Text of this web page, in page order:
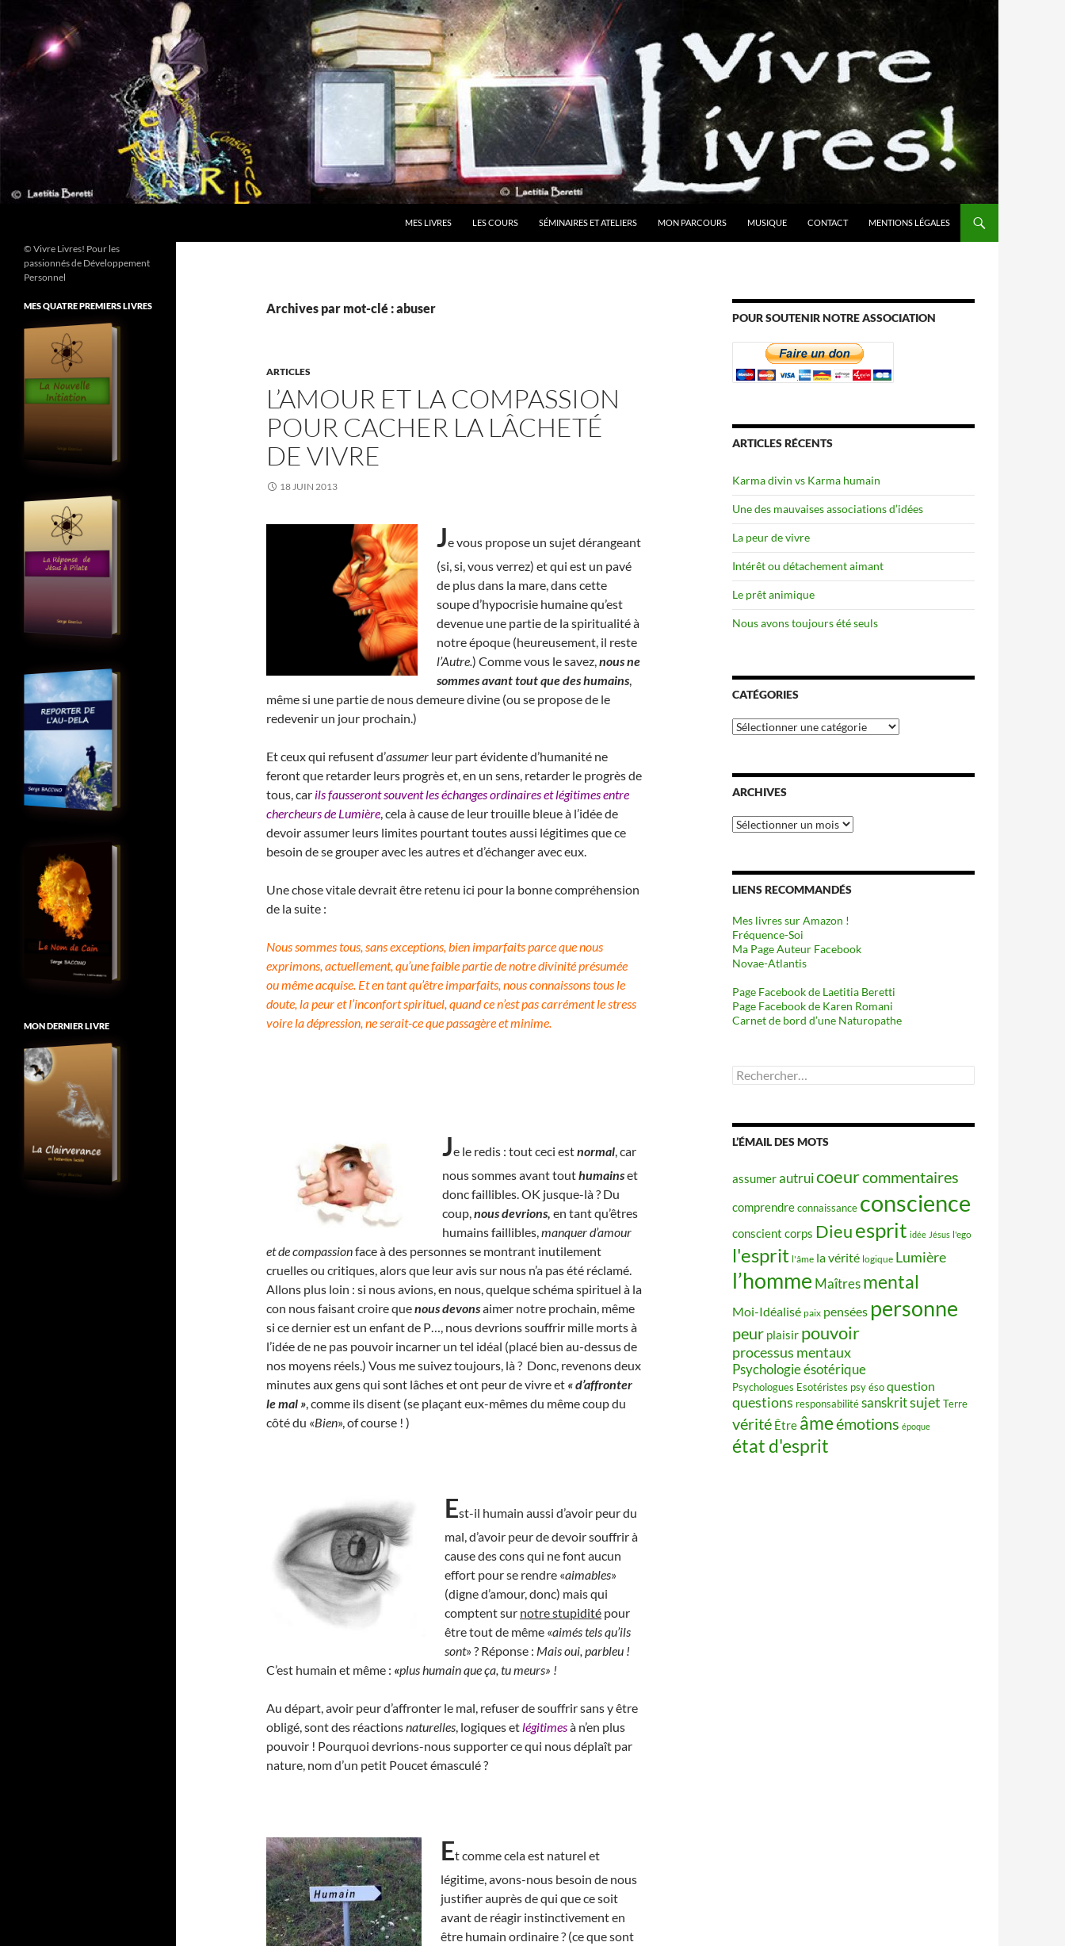
contenu
MES LIVRES LES COURS SÉMINAIRES ET ATELIERS MON PARCOURS MUSIQUE CONTACT MENTIONS LÉGALES
Archives par mot-clé : abuser
ARTICLES
L’AMOUR ET LA COMPASSION
POUR CACHER LA LÂCHETÉ
DE VIVRE
18 JUIN 2013
Je vous propose un sujet dérangeant
(si, si, vous verrez) et qui est un pavé
de plus dans la mare, dans cette
soupe d’hypocrisie humaine qu’est
devenue une partie de la spiritualité à
notre époque (heureusement, il reste
l’Autre.) Comme vous le savez,nous ne
sommes avant tout que des humains,
même si une partie de nous demeure divine (ou se propose de le
redevenir un jour prochain.)
Et ceux qui refusent d’assumer leur part évidente d’humanité ne
feront que retarder leurs progrès et, en un sens, retarder le progrès de
tous, car ils fausseront souvent les échanges ordinaires et légitimes entre
chercheurs de Lumière, cela à cause de leur trouille bleue à l’idée de
devoir assumer leurs limites pourtant toutes aussi légitimes que ce
besoin de se grouper avec les autres et d’échanger avec eux.
Une chose vitale devrait être retenu ici pour la bonne compréhension
de la suite :
Nous sommes tous, sans exceptions, bien imparfaits parce que nous
exprimons, actuellement, qu’une faible partie de notre divinité présumée
ou même acquise. Et en tant qu’être imparfaits, nous connaissons tous le
doute, la peur et l’inconfort spirituel, quand ce n’est pas carrément le stress
voire la dépression, ne serait-ce que passagère et minime.
Je le redis : tout ceci estnormal, car
nous sommes avant touthumainset
donc faillibles. OK jusque-là ? Du
coup,nous devrions, en tant qu’êtres
humains faillibles,manquer d’amour
et de compassionface à des personnes se montrant inutilement
cruelles ou critiques, alors que leur avis sur nous n’a pas été réclamé.
Allons plus loin : si nous avions, en nous, quelque schéma spirituel à la
con nous faisant croire quenous devonsaimer notre prochain, même
si ce dernier est un enfant de P…, nous devrions souffrir mille morts à
l’idée de ne pas pouvoir incarner un tel idéal (placé bien au-dessus de
nos moyens réels.) Vous me suivez toujours, là ? Donc, revenons deux
minutes aux gens qui sont lâches et ont peur de vivre et « d’affronter
le mal », comme ils disent (se plaçant eux-mêmes du même coup du
côté du «Bien», of course ! )
Est-il humain aussi d’avoir peur du
mal, d’avoir peur de devoir souffrir à
cause des cons qui ne font aucun
effort pour se rendre «aimables»
(digne d’amour, donc) mais qui
comptent sur notre stupidité pour
être tout de même «aimés tels qu’ils
sont» ? Réponse : Mais oui, parbleu !
C’est humain et même : «plus humain que ça, tu meurs» !
Au départ, avoir peur d’affronter le mal, refuser de souffrir sans y être
obligé, sont des réactionsnaturelles, logiques etlégitimesà n’en plus
pouvoir ! Pourquoi devrions-nous supporter ce qui nous déplaît par
nature, nom d’un petit Poucet émasculé ?
Et comme cela est naturel et
légitime, avons-nous besoin de nous
justifier auprès de qui que ce soit
avant de réagir instinctivement en
être humain ordinaire ? (ce que sont
POUR SOUTENIR NOTRE ASSOCIATION
ARTICLES RÉCENTS
Karma divin vs Karma humain
Une des mauvaises associations d’idées
La peur de vivre
Intérêt ou détachement aimant
Le prêt animique
Nous avons toujours été seuls
CATÉGORIES
Catégories
ARCHIVES
Archives
LIENS RECOMMANDÉS
Mes livres sur Amazon !
Fréquence-Soi
Ma Page Auteur Facebook
Novae-Atlantis
Page Facebook de Laetitia Beretti
Page Facebook de Karen Romani
Carnet de bord d’une Naturopathe
Rechercher :
L’ÉMAIL DES MOTS
assumerautruicoeurcommentaires
comprendreconnaissance conscience
conscient corps Dieuesprit idée Jésus l'ego
l'esprit l'âme la vérité logique Lumière
l’homme Maîtres mental
Moi-Idéalisé paix pensées personne
peur plaisir pouvoir
processus mentaux
Psychologie ésotérique
Psychologues Esotéristes psy ésoquestion
questions responsabilitésanskritsujet Terre
vérité Être âmeémotions époque
état d'esprit
© Vivre Livres! Pour les
passionnés de Développement
Personnel
MES QUATRE PREMIERS LIVRES
MON DERNIER LIVRE